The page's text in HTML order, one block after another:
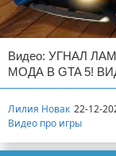
Видео: УГНАЛ
МОДА В GTA 5!
Лилия Новак 22-12-
Видео про игры